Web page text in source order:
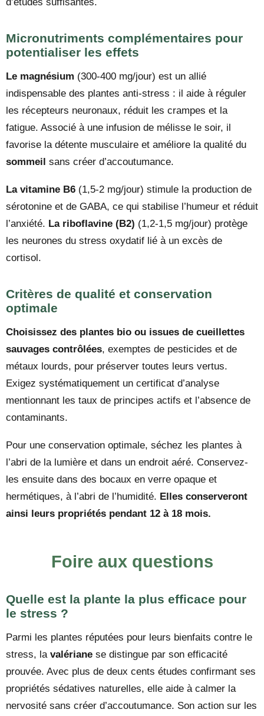
Micronutriments complémentaires pour
potentialiser les effets
Le magnésium (300-400 mg/jour) est un allié
indispensable des plantes anti-stress : il aide à réguler
les récepteurs neuronaux, réduit les crampes et la
fatigue. Associé à une infusion de mélisse le soir, il
favorise la détente musculaire et améliore la qualité du
sommeil sans créer d’accoutumance.
La vitamine B6 (1,5-2 mg/jour) stimule la production de
sérotonine et de GABA, ce qui stabilise l’humeur et réduit
l’anxiété. La riboflavine (B2) (1,2-1,5 mg/jour) protège
les neurones du stress oxydatif lié à un excès de
cortisol.
Critères de qualité et conservation
optimale
Choisissez des plantes bio ou issues de cueillettes
sauvages contrôlées, exemptes de pesticides et de
métaux lourds, pour préserver toutes leurs vertus.
Exigez systématiquement un certificat d’analyse
mentionnant les taux de principes actifs et l’absence de
contaminants.
Pour une conservation optimale, séchez les plantes à
l’abri de la lumière et dans un endroit aéré. Conservez-
les ensuite dans des bocaux en verre opaque et
hermétiques, à l’abri de l’humidité. Elles conserveront
ainsi leurs propriétés pendant 12 à 18 mois.
Foire aux questions
Quelle est la plante la plus efficace pour
le stress ?
Parmi les plantes réputées pour leurs bienfaits contre le
stress, la valériane se distingue par son efficacité
prouvée. Avec plus de deux cents études confirmant ses
propriétés sédatives naturelles, elle aide à calmer la
nervosité sans créer d’accoutumance. Son action sur les